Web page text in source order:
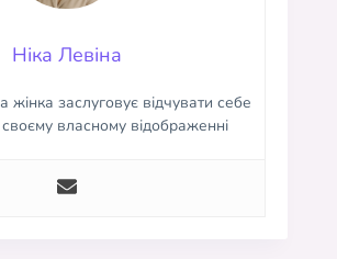
Ніка Левіна
заслуговує відчувати себе
власному відображенні